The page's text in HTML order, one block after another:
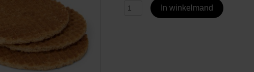
In winkelmand